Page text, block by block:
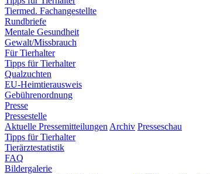
Tiermed. Fachangestellte
Rundbriefe
Mentale Gesundheit
Gewalt/Missbrauch
Für Tierhalter
Tipps für Tierhalter
Qualzuchten
EU-Heimtierausweis
Gebührenordnung
Presse
Pressestelle
Aktuelle Pressemitteilungen Archiv Presseschau
Tipps für Tierhalter
Tierärztestatistik
FAQ
Bildergalerie